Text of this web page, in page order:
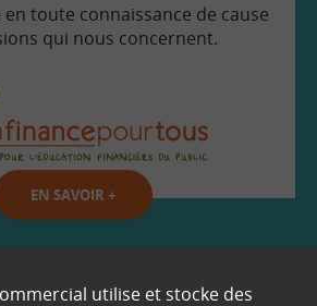
toute connaissance de cause
qui nous concernent.
EN SAVOIR +
utilise et stocke des